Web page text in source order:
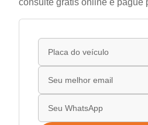
consulte grátis online e pague